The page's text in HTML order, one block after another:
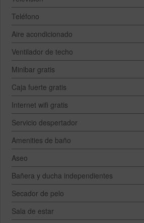
Teléfono
Aire acondicionado
Ventilador de techo
Minibar gratis
Caja fuerte gratis
Internet wifi gratis
Servicio despertador
Amenities de baño
Aseo
Bañera y ducha independientes
Secador de pelo
Sala de estar